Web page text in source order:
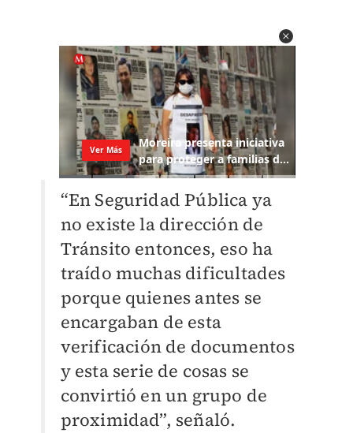
“En Seguridad Pública ya
no existe la dirección de
Tránsito entonces, eso ha
traído muchas dificultades
porque quienes antes se
encargaban de esta
verificación de documentos
y esta serie de cosas se
convirtió en un grupo de
proximidad”, señaló.